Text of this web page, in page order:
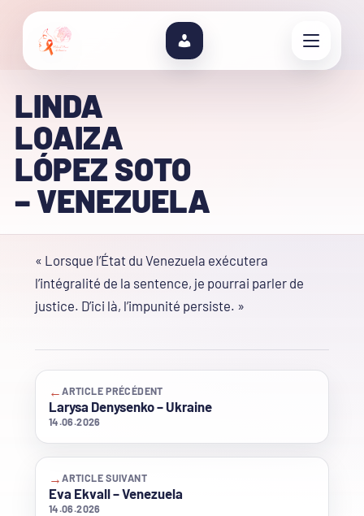
LINDA
LOAIZA
LÓPEZ SOTO
– VENEZUELA
« Lorsque l’État du Venezuela exécutera
l’intégralité de la sentence, je pourrai parler de
justice. D’ici là, l’impunité persiste. »
←ARTICLE PRÉCÉDENT
Larysa Denysenko – Ukraine
14.06.2026
→ARTICLE SUIVANT
Eva Ekvall – Venezuela
14.06.2026